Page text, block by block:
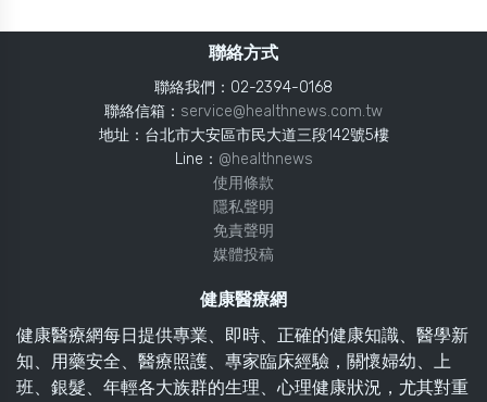
聯絡方式
聯絡我們：02-2394-0168
聯絡信箱： service@healthnews.com.tw
地址：台北市大安區市民大道三段142號5樓
Line： @healthnews
使用條款
隱私聲明
免責聲明
媒體投稿
健康醫療網
健康醫療網每日提供專業、即時、正確的健康知識、醫學新
知、用藥安全、醫療照護、專家臨床經驗，關懷婦幼、上
班、銀髮、年輕各大族群的生理、心理健康狀況，尤其對重